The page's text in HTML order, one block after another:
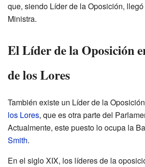
que, siendo Líder de la Oposición,
Ministra.
El Líder de la Oposición
de los Lores
También existe un Líder de la
los Lores, que es otra parte del
Actualmente, este puesto lo ocupa la
Smith.
En el siglo XIX, los líderes de la